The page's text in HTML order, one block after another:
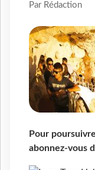
Par Rédaction
Pour
abonnez-vous